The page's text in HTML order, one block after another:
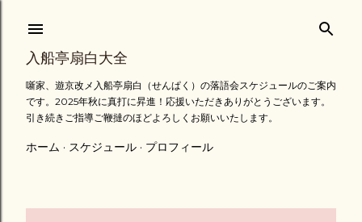
スキップしてメイン コンテンツに移動
入船亭扇白大全
噺家、遊京改メ入船亭扇白（せんぱく）の落語会スケジュールのご案内
です。2025年秋に真打に昇進！応援いただきありがとうございます。
引き続きご指導ご鞭撻のほどよろしくお願いいたします。
ホーム スケジュール プロフィール